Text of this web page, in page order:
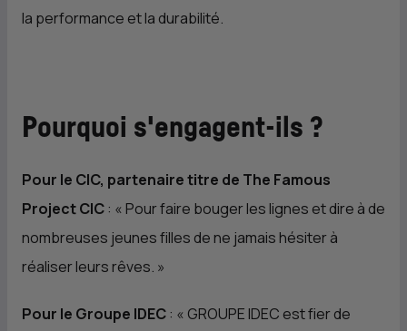
la performance et la durabilité.
Pourquoi s'engagent-ils ?
Pour le CIC, partenaire titre de The Famous
ProjectCIC : « Pour faire bouger les lignes et dire à de
nombreuses jeunes filles de ne jamais hésiter à
réaliser leurs rêves. »
Pour le Groupe IDEC : « GROUPE IDEC est fier de